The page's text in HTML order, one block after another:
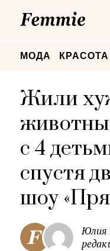
МОДА КРАСОТА
Жили
с 4
спустя
шоу
Юлия